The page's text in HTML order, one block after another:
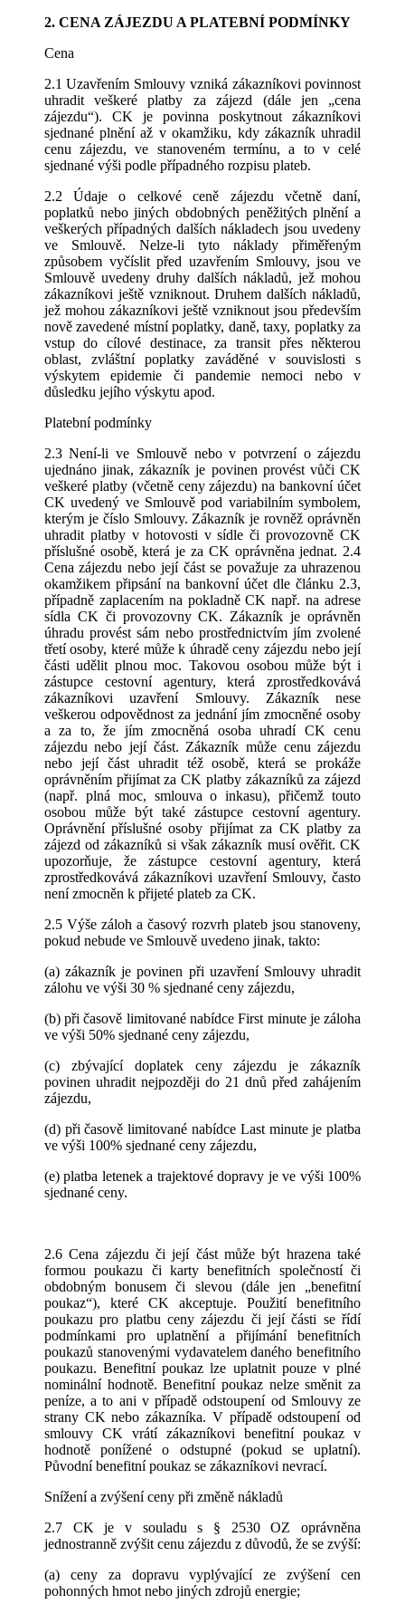
2. CENA ZÁJEZDU A PLATEBNÍ PODMÍNKY
Cena
2.1 Uzavřením Smlouvy vzniká zákazníkovi povinnost
uhradit veškeré platby za zájezd (dále jen „cena
zájezdu“). CK je povinna poskytnout zákazníkovi
sjednané plnění až v okamžiku, kdy zákazník uhradil
cenu zájezdu, ve stanoveném termínu, a to v celé
sjednané výši podle případného rozpisu plateb.
2.2 Údaje o celkové ceně zájezdu včetně daní,
poplatků nebo jiných obdobných peněžitých plnění a
veškerých případných dalších nákladech jsou uvedeny
ve Smlouvě. Nelze-li tyto náklady přiměřeným
způsobem vyčíslit před uzavřením Smlouvy, jsou ve
Smlouvě uvedeny druhy dalších nákladů, jež mohou
zákazníkovi ještě vzniknout. Druhem dalších nákladů,
jež mohou zákazníkovi ještě vzniknout jsou především
nově zavedené místní poplatky, daně, taxy, poplatky za
vstup do cílové destinace, za transit přes některou
oblast, zvláštní poplatky zaváděné v souvislosti s
výskytem epidemie či pandemie nemoci nebo v
důsledku jejího výskytu apod.
Platební podmínky
2.3 Není-li ve Smlouvě nebo v potvrzení o zájezdu
ujednáno jinak, zákazník je povinen provést vůči CK
veškeré platby (včetně ceny zájezdu) na bankovní účet
CK uvedený ve Smlouvě pod variabilním symbolem,
kterým je číslo Smlouvy. Zákazník je rovněž oprávněn
uhradit platby v hotovosti v sídle či provozovně CK
příslušné osobě, která je za CK oprávněna jednat. 2.4
Cena zájezdu nebo její část se považuje za uhrazenou
okamžikem připsání na bankovní účet dle článku 2.3,
případně zaplacením na pokladně CK např. na adrese
sídla CK či provozovny CK. Zákazník je oprávněn
úhradu provést sám nebo prostřednictvím jím zvolené
třetí osoby, které může k úhradě ceny zájezdu nebo její
části udělit plnou moc. Takovou osobou může být i
zástupce cestovní agentury, která zprostředkovává
zákazníkovi uzavření Smlouvy. Zákazník nese
veškerou odpovědnost za jednání jím zmocněné osoby
a za to, že jím zmocněná osoba uhradí CK cenu
zájezdu nebo její část. Zákazník může cenu zájezdu
nebo její část uhradit též osobě, která se prokáže
oprávněním přijímat za CK platby zákazníků za zájezd
(např. plná moc, smlouva o inkasu), přičemž touto
osobou může být také zástupce cestovní agentury.
Oprávnění příslušné osoby přijímat za CK platby za
zájezd od zákazníků si však zákazník musí ověřit. CK
upozorňuje, že zástupce cestovní agentury, která
zprostředkovává zákazníkovi uzavření Smlouvy, často
není zmocněn k přijeté plateb za CK.
2.5 Výše záloh a časový rozvrh plateb jsou stanoveny,
pokud nebude ve Smlouvě uvedeno jinak, takto:
(a) zákazník je povinen při uzavření Smlouvy uhradit
zálohu ve výši 30 % sjednané ceny zájezdu,
(b) při časově limitované nabídce First minute je záloha
ve výši 50% sjednané ceny zájezdu,
(c) zbývající doplatek ceny zájezdu je zákazník
povinen uhradit nejpozději do 21 dnů před zahájením
zájezdu,
(d) při časově limitované nabídce Last minute je platba
ve výši 100% sjednané ceny zájezdu,
(e) platba letenek a trajektové dopravy je ve výši 100%
sjednané ceny.
2.6 Cena zájezdu či její část může být hrazena také
formou poukazu či karty benefitních společností či
obdobným bonusem či slevou (dále jen „benefitní
poukaz“), které CK akceptuje. Použití benefitního
poukazu pro platbu ceny zájezdu či její části se řídí
podmínkami pro uplatnění a přijímání benefitních
poukazů stanovenými vydavatelem daného benefitního
poukazu. Benefitní poukaz lze uplatnit pouze v plné
nominální hodnotě. Benefitní poukaz nelze směnit za
peníze, a to ani v případě odstoupení od Smlouvy ze
strany CK nebo zákazníka. V případě odstoupení od
smlouvy CK vrátí zákazníkovi benefitní poukaz v
hodnotě ponížené o odstupné (pokud se uplatní).
Původní benefitní poukaz se zákazníkovi nevrací.
Snížení a zvýšení ceny při změně nákladů
2.7 CK je v souladu s § 2530 OZ oprávněna
jednostranně zvýšit cenu zájezdu z důvodů, že se zvýší:
(a) ceny za dopravu vyplývající ze zvýšení cen
pohonných hmot nebo jiných zdrojů energie;